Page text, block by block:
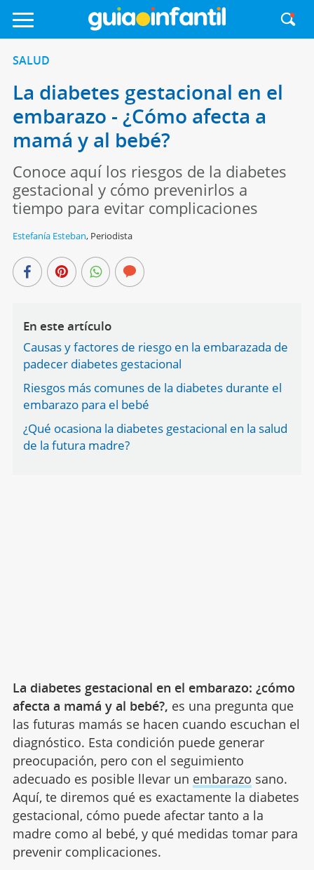
SALUD
La diabetes gestacional en el
embarazo - ¿Cómo afecta a
mamá y al bebé?
Conoce aquí los riesgos de la diabetes
gestacional y cómo prevenirlos a
tiempo para evitar complicaciones
Estefanía Esteban, Periodista
En este artículo
Causas y factores de riesgo en la embarazada de
padecer diabetes gestacional
Riesgos más comunes de la diabetes durante el
embarazo para el bebé
¿Qué ocasiona la diabetes gestacional en la salud
de la futura madre?
La diabetes gestacional en el embarazo: ¿cómo
afecta a mamá y al bebé?, es una pregunta que
las futuras mamás se hacen cuando escuchan el
diagnóstico. Esta condición puede generar
preocupación, pero con el seguimiento
adecuado es posible llevar un embarazo sano.
Aquí, te diremos qué es exactamente la diabetes
gestacional, cómo puede afectar tanto a la
madre como al bebé, y qué medidas tomar para
prevenir complicaciones.